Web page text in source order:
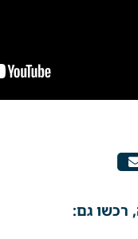
רכשו גם: